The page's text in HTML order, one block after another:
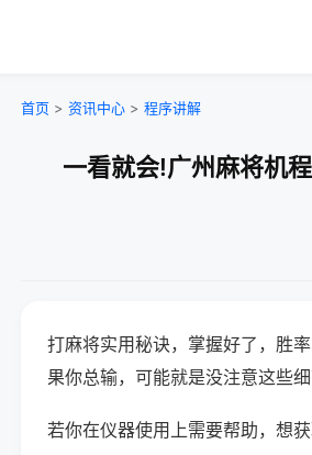
首页 > 资讯中心 > 程序讲解
一看就会!广州麻将机
打麻将实用秘诀，掌握好了，胜
果你总输，可能就是没注意这些细
若你在仪器使用上需要帮助，想